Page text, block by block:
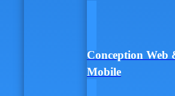
Conception Web
Mobile